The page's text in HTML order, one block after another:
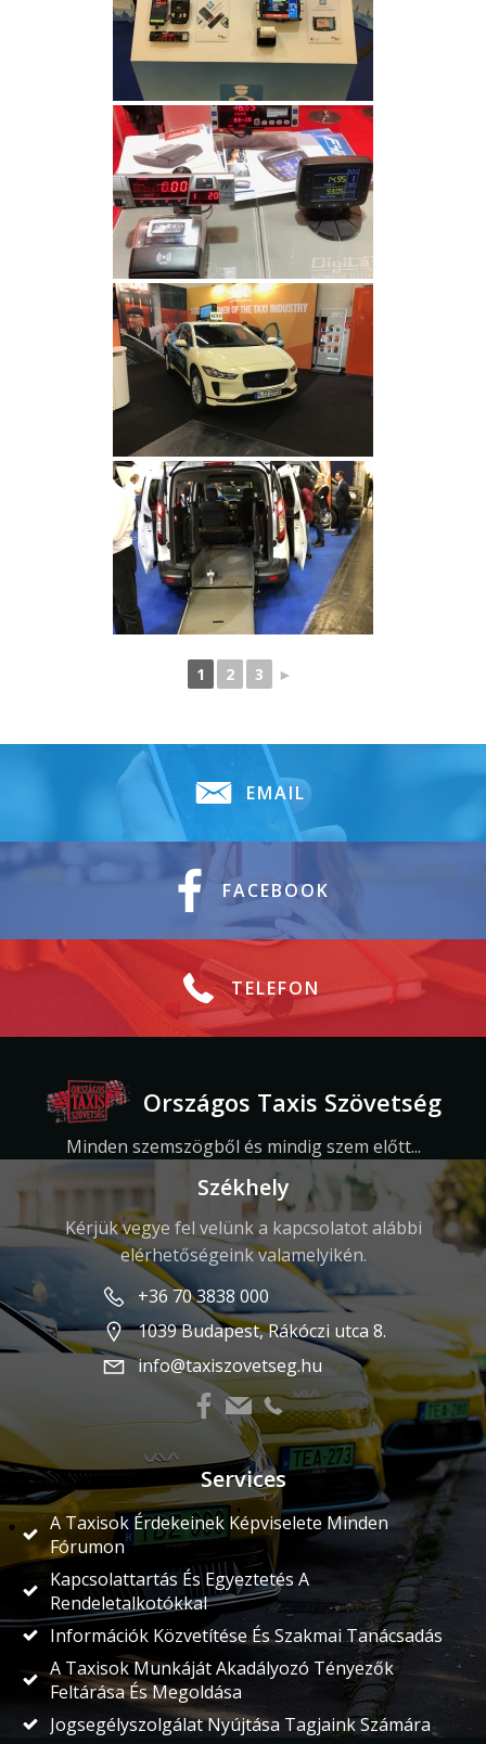
1 2 3 ►
EMAIL
FACEBOOK
TELEFON
Országos Taxis Szövetség
Minden szemszögből és mindig szem előtt...
Székhely
Kérjük vegye fel velünk a kapcsolatot alábbi
elérhetőségeink valamelyikén.
+36 70 3838 000
1039 Budapest, Rákóczi utca 8.
info@taxiszovetseg.hu
Services
A Taxisok Érdekeinek Képviselete Minden
Fórumon
Kapcsolattartás És Egyeztetés A
Rendeletalkotókkal
Információk Közvetítése És Szakmai Tanácsadás
A Taxisok Munkáját Akadályozó Tényezők
Feltárása És Megoldása
Jogsegélyszolgálat Nyújtása Tagjaink Számára